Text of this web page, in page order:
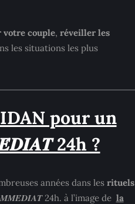
votre couple, réveiller les
les situations les plus
pour un
24h ?
années dans les rituels
24h. à l’image de la